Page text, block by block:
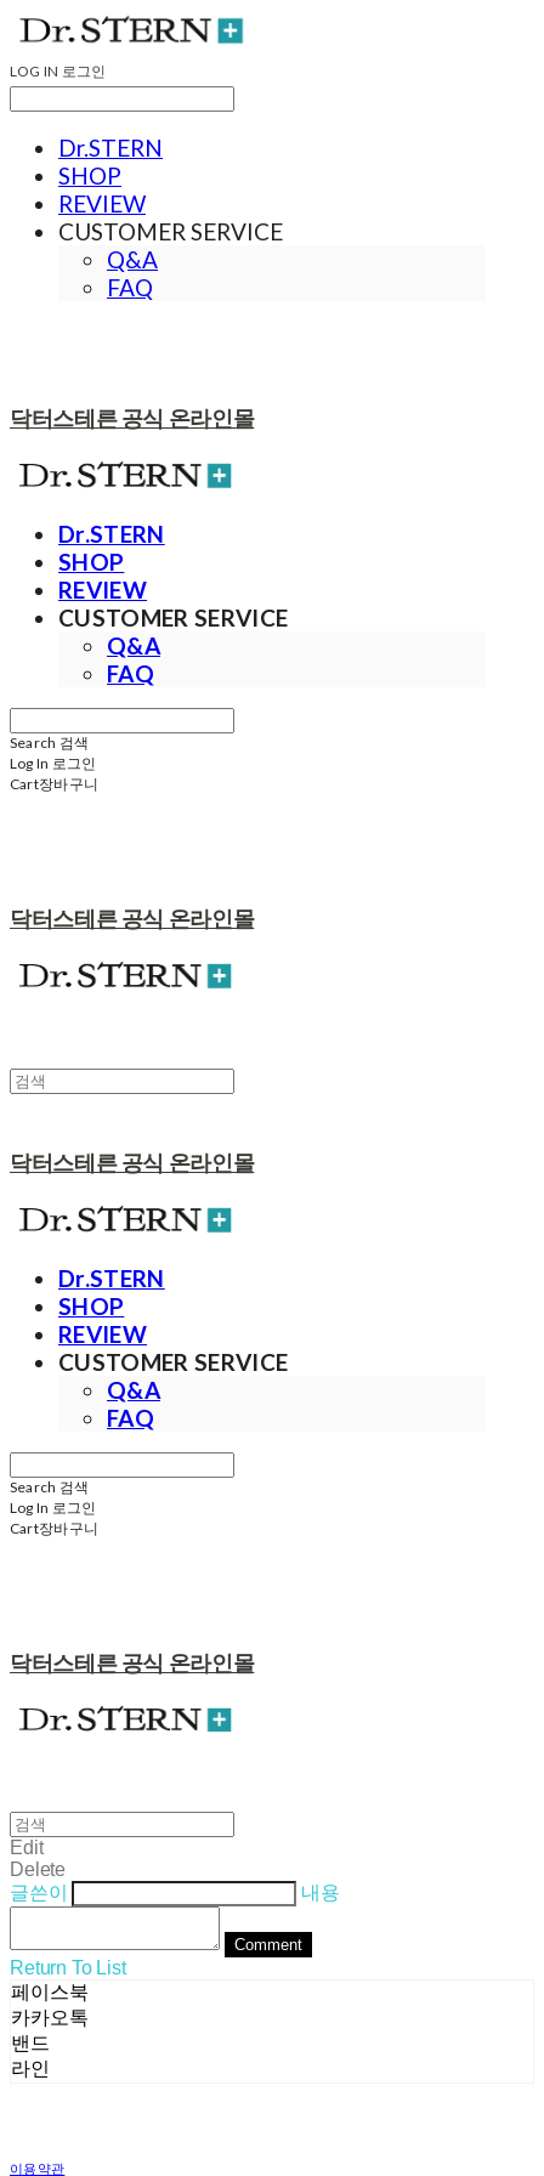
LOG IN 로그인
Dr.STERN
SHOP
REVIEW
CUSTOMER SERVICE
Q&A
FAQ
닥터스테른 공식 온라인몰
Dr.STERN
SHOP
REVIEW
CUSTOMER SERVICE
Q&A
FAQ
Search 검색
Log In 로그인
Cart장바구니
닥터스테른 공식 온라인몰
닥터스테른 공식 온라인몰
Dr.STERN
SHOP
REVIEW
CUSTOMER SERVICE
Q&A
FAQ
Search 검색
Log In 로그인
Cart장바구니
닥터스테른 공식 온라인몰
Edit
Delete
글쓴이
내용
Comment
Return To List
페이스북
카카오톡
밴드
라인
이용약관